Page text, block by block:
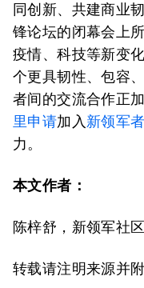
同创新、共建商业
锋论坛的闭幕会上
疫情、科技等新变
个更具韧性、包容
者间的交流合作正
里申请加入 新领军
力。
本文作者：
陈梓舒，新领军社
转载请注明来源并